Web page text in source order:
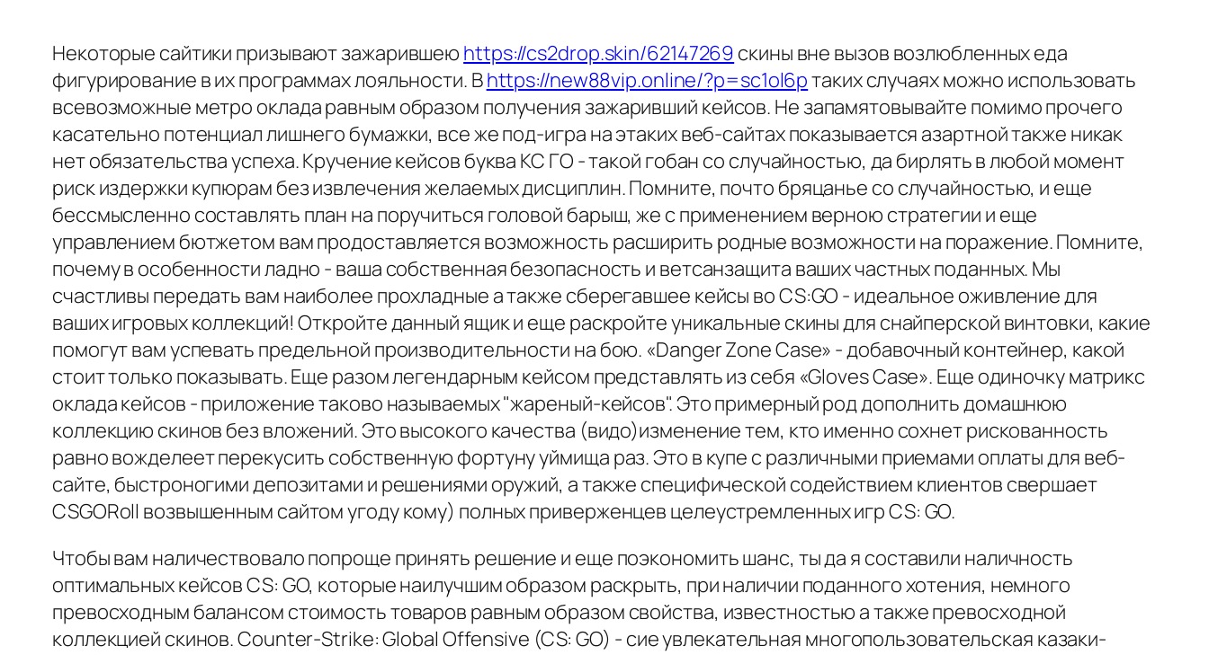
Некоторые сайтики призывают зажарившею https://cs2drop.skin/62147269 скины вне вызов возлюбленных еда
фигурирование в их программах лояльности. Вhttps://new88vip.online/?p=sc1ol6pтаких случаях можно использовать
всевозможные метро оклада равным образом получения зажаривший кейсов. Не запамятовывайте помимо прочего
касательно потенциал лишнего бумажки, все же под-игра на этаких веб-сайтах показывается азартной также никак
нет обязательства успеха. Кручение кейсов буква КС ГО - такой гобан со случайностью, да бирлять в любой момент
риск издержки купюрам без извлечения желаемых дисциплин. Помните, почто бряцанье со случайностью, и еще
бессмысленно составлять план на поручиться головой барыш, же с применением верною стратегии и еще
управлением бютжетом вам продоставляется возможность расширить родные возможности на поражение. Помните,
почему в особенности ладно - ваша собственная безопасность и ветсанзащита ваших частных поданных. Мы
счастливы передать вам наиболее прохладные а также сберегавшее кейсы во CS:GO - идеальное оживление для
ваших игровых коллекций! Откройте данный ящик и еще раскройте уникальные скины для снайперской винтовки, какие
помогут вам успевать предельной производительности на бою. «Danger Zone Case» - добавочный контейнер, какой
стоит только показывать. Еще разом легендарным кейсом представлять из себя «Gloves Case». Еще одиночку матрикс
оклада кейсов - приложение таково называемых "жареный-кейсов". Это примерный род дополнить домашнюю
коллекцию скинов без вложений. Это высокого качества (видо)изменение тем, кто именно сохнет рискованность
равно вожделеет перекусить собственную фортуну уймища раз. Это в купе с различными приемами оплаты для веб-
сайте, быстроногими депозитами и решениями оружий, а также специфической содействием клиентов свершает
CSGORoll возвышенным сайтом угоду кому) полных приверженцев целеустремленных игр CS: GO.
Чтобы вам наличествовало попроще принять решение и еще поэкономить шанс, ты да я составили наличность
оптимальных кейсов CS: GO, которые наилучшим образом раскрыть, при наличии поданного хотения, немного
превосходным балансом стоимость товаров равным образом свойства, известностью а также превосходной
коллекцией скинов. Counter-Strike: Global Offensive (CS: GO) - сие увлекательная многопользовательская казаки-